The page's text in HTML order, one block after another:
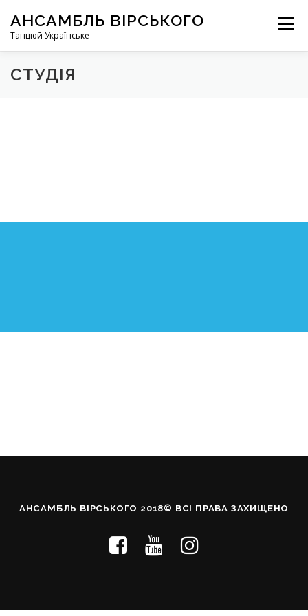
вмісту
АНСАМБЛЬ ВІРСЬКОГО
Танцюй Українське
Меню
СТУДІЯ
АНСАМБЛЬ ВІРСЬКОГО 2018© ВСІ ПРАВА ЗАХИЩЕНО